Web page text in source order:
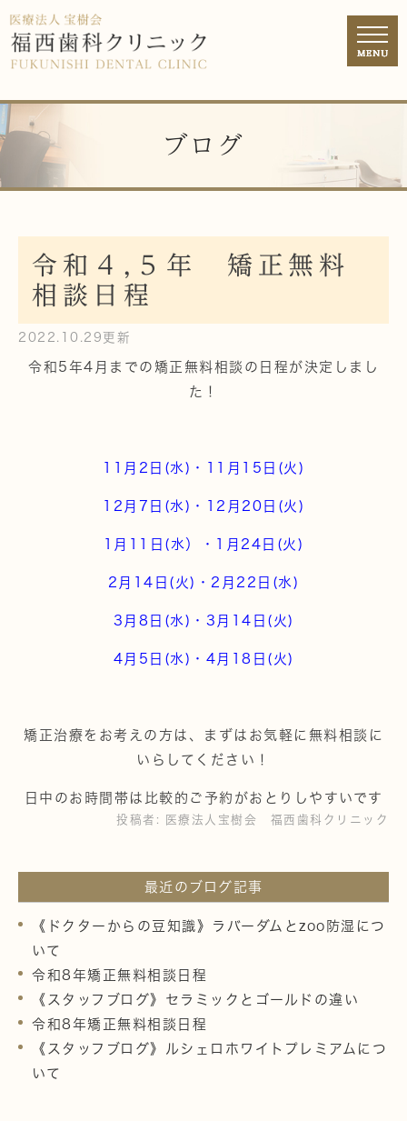
ブログ
令和４,５年 矯正無料
相談日程
2022.10.29更新
令和5年4月までの矯正無料相談の日程が決定しまし
た！
11月2日(水)・11月15日(火)
12月7日(水)・12月20日(火)
1月11日(水）・1月24日(火)
2月14日(火)・2月22日(水)
3月8日(水)・3月14日(火)
4月5日(水)・4月18日(火)
矯正治療をお考えの方は、まずはお気軽に無料相談に
いらしてください！
日中のお時間帯は比較的ご予約がおとりしやすいです
投稿者: 医療法人宝樹会 福西歯科クリニック
最近のブログ記事
《ドクターからの豆知識》ラバーダムとzoo防湿につ
いて
令和8年矯正無料相談日程
《スタッフブログ》セラミックとゴールドの違い
令和8年矯正無料相談日程
《スタッフブログ》ルシェロホワイトプレミアムにつ
いて